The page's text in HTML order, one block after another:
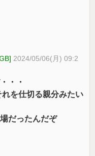
2024/05/06(月) 09:2
・・
を仕切る親分みたい
だったんだぞ